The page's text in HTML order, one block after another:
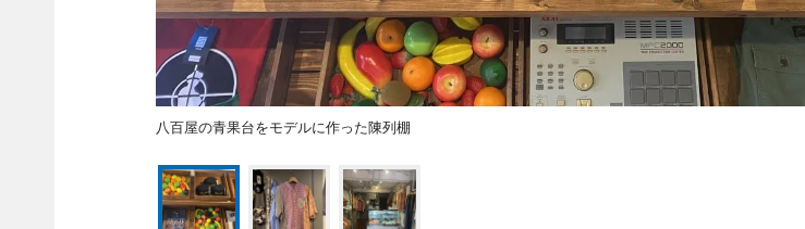
八百屋の青果台をモデルに作った陳列棚